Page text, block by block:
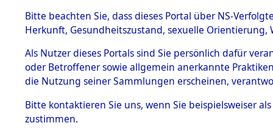
BESTÄNDE
Inhaftierungsdoku
mente
1.2.9 Beim ITS
verwahrte
1.2.9.1
Effekten aus
0003
Bitte beachten Sie, dass dieses Portal über NS-
Herkunft, Gesundheitszustand, sexuelle
Als Nutzer dieses Portals sind Sie persönlich dafür
oder Betroffener sowie allgemein anerkannte
die Nutzung seiner Sammlungen erscheinen,
Bitte kontaktieren Sie uns, wenn Sie beispielsweiser
zustimmen.